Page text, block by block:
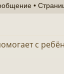
•
с